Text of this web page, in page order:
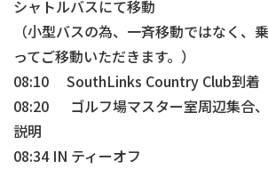
シャトルバスにて移動
（小型バスの為、一斉移動ではなく、
ってご移動いただきます。）
08:10 SouthLinks Country Club到着
08:20 ゴルフ場マスター室周辺集合
説明
08:34 IN ティーオフ